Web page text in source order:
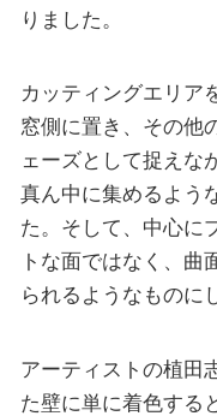
りました。
カッティングエリア
窓側に置き、その他
ェーズとして捉えな
真ん中に集めるよう
た。そして、中心に
トな面ではなく、曲
られるようなものに
アーティストの植田
た壁に単に着色する